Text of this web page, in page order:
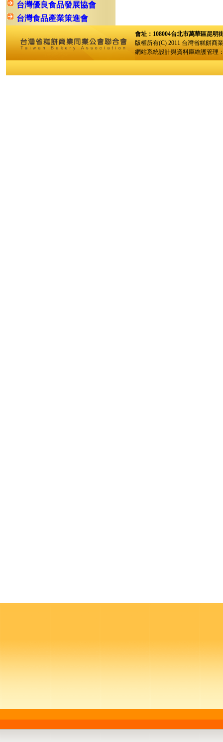
台灣優良食品發展協會
台灣食品產業策進會
會址：108004台北市萬華區昆明
版權所有(C) 2011 台灣省糕餅商
網站系統設計與資料庫維護管理